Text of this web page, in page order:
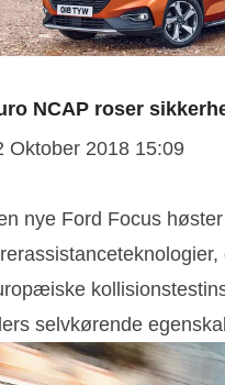
NCAP roser
Oktober 2018 15:09
nye Ford Focus
selvkørende